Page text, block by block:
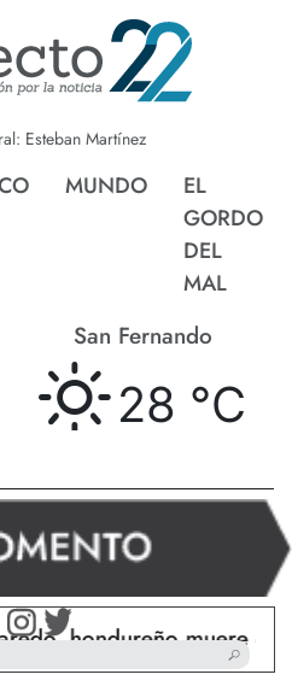
Esteban Martínez
MUNDO
EL
GORDO
DEL
MAL
Fernando
28 °C
muere calcinado